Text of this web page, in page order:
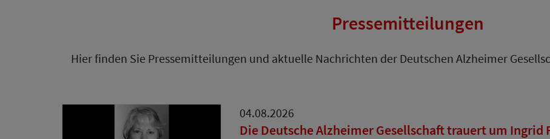
Pressemitteilungen
Hier finden Sie Pressemitteilungen und aktuelle Nachrichten der Deutschen Alzheimer
04.08.2026
Die Deutsche Alzheimer Gesellschaft trauert um Ingrid